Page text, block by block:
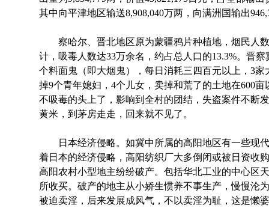
其中向平津地区输送8,908,040万两，向满洲国输出
察哈尔、晋北地区原为蒙疆鸦片种植地，烟民人数
计，吸毒人数达33万余名，约占总人口的13.3%。晋
个料面鬼（即大烟鬼），每日消耗三四百元以上，3
掉9个青年媳妇，4个儿女，卖掉和荒了的土地在600
不吸毒的头上了，影响到全村的团结，失盗案件不断
黄米，到茅房走走，回来就不见了。
日本经济侵略。如冀中所属的高阳地区有一些现代
着日本的经济侵略，高阳纺织厂大多倒闭或被日资收
高阳农村小型地主纷纷破产。包括华北工业的中心区
所收买。破产的地主从小娇生惯养不事生产，慢慢沦
被迫卖淫，后来发展成风气，不以卖淫为耻，这是懒